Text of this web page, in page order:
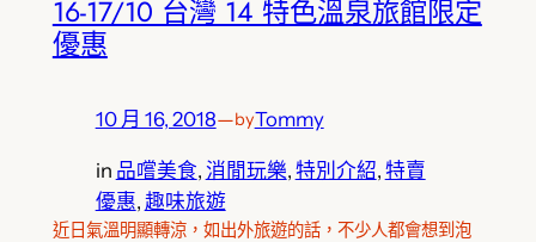
16-17/10 台灣 14 特色溫泉旅館限定
優惠
10 月 16, 2018—byTommy
in 品嚐美食, 消閒玩樂, 特別介紹, 特賣
優惠, 趣味旅遊
近日氣溫明顯轉涼，如出外旅遊的話，不少人都會想到泡